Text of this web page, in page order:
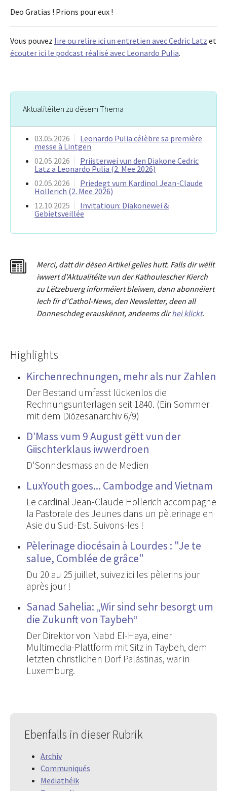
Deo Gratias ! Prions pour eux !
Vous pouvez lire ou relire ici un entretien avec Cedric Latz et
écouter ici le podcast réalisé avec Leonardo Pulia.
Aktualitéiten zu dësem Thema
03.05.2026
Leonardo Pulia célèbre sa première
messe à Lintgen
02.05.2026
Priisterwei vun den Diakone Cedric
Latz a Leonardo Pulia (2. Mee 2026)
02.05.2026
Priedegt vum Kardinol Jean-Claude
Hollerich (2. Mee 2026)
12.10.2025
Invitatioun: Diakonewei &
Gebietsveillée
Merci, dattdir dësen Artikel gelies hutt. Falls dir wëllt
iwwert d'Aktualitéite vun der Kathoulescher Kierch
zu Lëtzebuerg informéiert bleiwen, dann abonnéiert
Iech fir d'Cathol-News, den Newsletter, deen all
Donneschdeg erauskënnt, andeems dirhei klickt.
Highlights
Kirchenrechnungen, mehr als nur Zahlen
Der Bestand umfasst lückenlos die
Rechnungsunterlagen seit 1840. (Ein Sommer
mit dem Diözesanarchiv 6/9)
D’Mass vum 9 August gëtt vun der
Giischterklaus iwwerdroen
D'Sonndesmass an de Medien
LuxYouth goes... Cambodge and Vietnam
Le cardinal Jean-Claude Hollerich accompagne
la Pastorale des Jeunes dans un pèlerinage en
Asie du Sud-Est. Suivons-les !
Pèlerinage diocésain à Lourdes : "Je te
salue, Comblée de grâce"
Du 20 au 25 juillet, suivez ici les pèlerins jour
après jour !
Sanad Sahelia: „Wir sind sehr besorgt um
die Zukunft von Taybeh“
Der Direktor von Nabd El-Haya, einer
Multimedia-Plattform mit Sitz in Taybeh, dem
letzten christlichen Dorf Palästinas, war in
Luxemburg.
Ebenfalls in dieser Rubrik
Archiv
Communiqués
Mediathéik